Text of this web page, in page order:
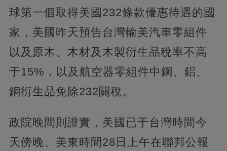
球第一個取得美國232條款優惠待遇的國
家，美國昨天預告台灣輸美汽車零組件
以及原木、木材及木製衍生品稅率不高
于15%，以及航空器零組件中鋼、鋁、
銅衍生品免除232關稅。
政院晚間則證實，美國已于台灣時間今
天傍晚、美東時間28日上午在聯邦公報